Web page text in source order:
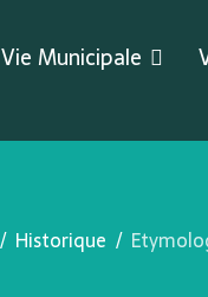
Vie Municipale
Historique